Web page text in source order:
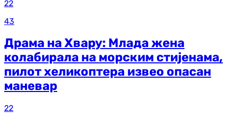
22
43
Драма на Хвару: Млада жена
колабирала на морским стијенама,
пилот хеликоптера извео опасан
маневар
22